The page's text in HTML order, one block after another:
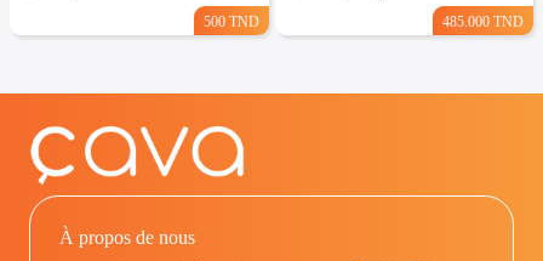
500 TND 485.000 TND
À propos de nous